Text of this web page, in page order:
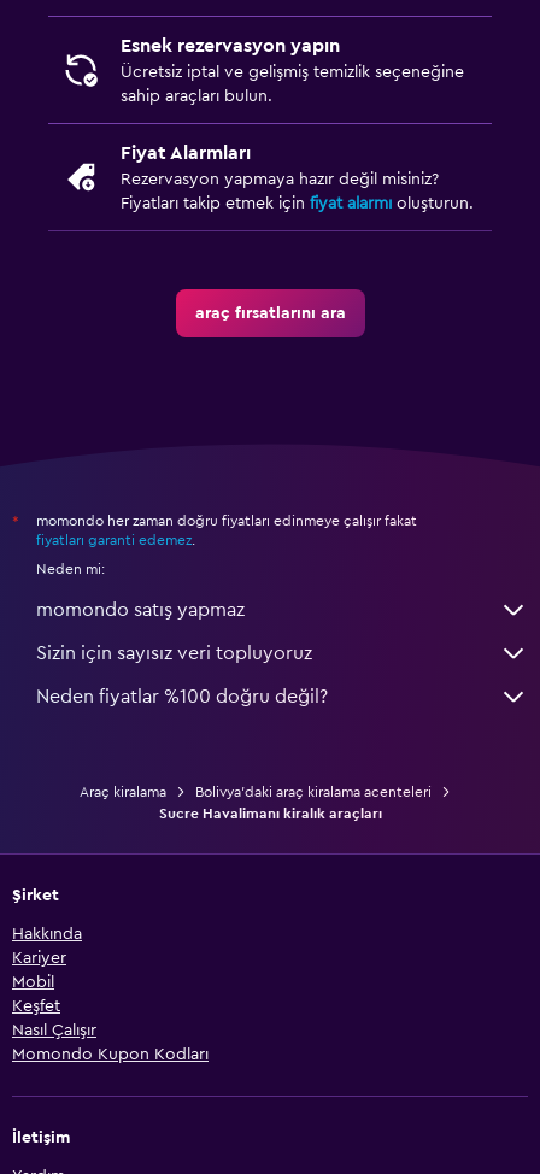
Esnek rezervasyon yapın
Ücretsiz iptal ve gelişmiş temizlik seçeneğine
sahip araçları bulun.
Fiyat Alarmları
Rezervasyon yapmaya hazır değil misiniz?
Fiyatları takip etmek için fiyat alarmı oluşturun.
araç fırsatlarını ara
*
momondo her zaman doğru fiyatları edinmeye çalışır fakat
fiyatları garanti edemez.
Neden mi:
momondo satış yapmaz
Sizin için sayısız veri topluyoruz
Neden fiyatlar %100 doğru değil?
Araç kiralama
Bolivya'daki araç kiralama acenteleri
Sucre Havalimanı kiralık araçları
Şirket
Hakkında
Kariyer
Mobil
Keşfet
Nasıl Çalışır
Momondo Kupon Kodları
İletişim